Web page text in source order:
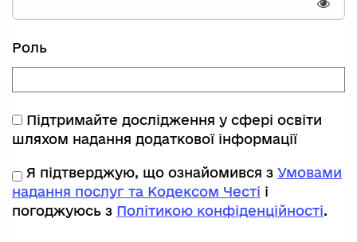
Роль
Підтримайте дослідження у сфері освіти
шляхом надання додаткової інформації
Я підтверджую, що ознайомився з Умовами
надання послуг та Кодексом Честі і
погоджуюсь з Політикою конфіденційності.